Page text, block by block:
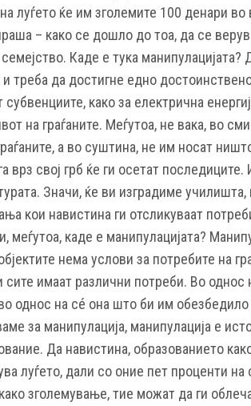
луѓето ќе им зголемите 100 денари во
– како се дошло до тоа, да се
Каде е тука манипулацијата?
треба да достигне едно
како за електрична
на граѓаните. Меѓутоа, не вака, во
а во суштина, не им носат
врз свој грб ќе ги осетат последиците.
Значи, ќе ви изградиме училишта,
кои навистина ги отсликуваат
меѓутоа, каде е манипулацијата?
нема услови за потребите на
сите имаат различни потреби. Во однос
однос на сé она што би им обезбедило
за манипулација, манипулација е
Да навистина, образованието
луѓето, дали со оние пет проценти на
зголемување, тие можат да ги